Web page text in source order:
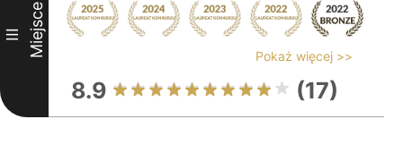
III Miejsce Pokaż więcej >>
8.9 (17)